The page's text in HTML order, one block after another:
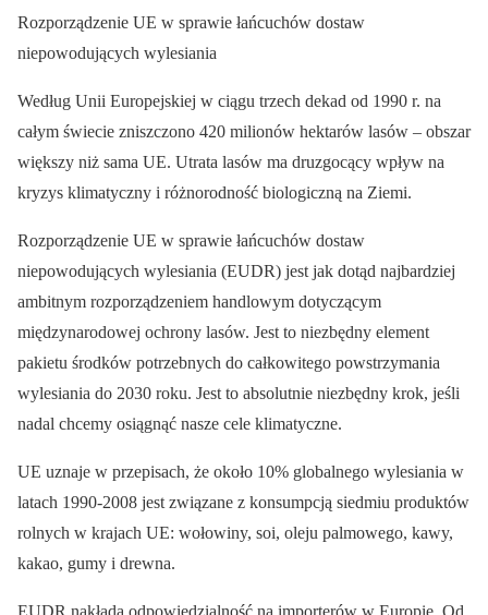
Rozporządzenie UE w sprawie łańcuchów dostaw
niepowodujących wylesiania
Według Unii Europejskiej w ciągu trzech dekad od 1990 r. na
całym świecie zniszczono 420 milionów hektarów lasów – obszar
większy niż sama UE. Utrata lasów ma druzgocący wpływ na
kryzys klimatyczny i różnorodność biologiczną na Ziemi.
Rozporządzenie UE w sprawie łańcuchów dostaw
niepowodujących wylesiania (EUDR) jest jak dotąd najbardziej
ambitnym rozporządzeniem handlowym dotyczącym
międzynarodowej ochrony lasów. Jest to niezbędny element
pakietu środków potrzebnych do całkowitego powstrzymania
wylesiania do 2030 roku. Jest to absolutnie niezbędny krok, jeśli
nadal chcemy osiągnąć nasze cele klimatyczne.
UE uznaje w przepisach, że około 10% globalnego wylesiania w
latach 1990-2008 jest związane z konsumpcją siedmiu produktów
rolnych w krajach UE: wołowiny, soi, oleju palmowego, kawy,
kakao, gumy i drewna.